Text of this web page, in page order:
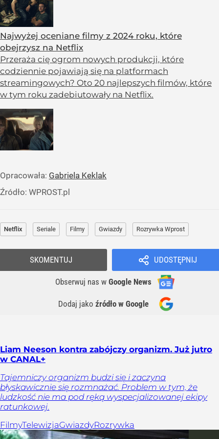
Najwyżej oceniane filmy z 2024 roku, które
obejrzysz na Netflix
Przeraża cię ogrom nowych produkcji, które
codziennie pojawiają się na platformach
streamingowych? Oto 20 najlepszych filmów, które
w tym roku zadebiutowały na Netflix.
Opracowała: Gabriela Keklak
Źródło: WPROST.pl
Netflix Seriale Filmy Gwiazdy Rozrywka Wprost
UDOSTĘPNIJ
Obserwuj nas w Google News
Dodaj jako źródło w Google
SKOMENTUJ
Liam Neeson kontra zabójczy organizm. Już jutro
w CANAL+
Tajemniczy organizm budzi się i zaczyna
błyskawicznie się rozmnażać. Problem w tym, że
ludzkość nie ma pod ręką wyspecjalizowanej ekipy
ratunkowej.
FilmyTelewizjaGwiazdyRozrywka